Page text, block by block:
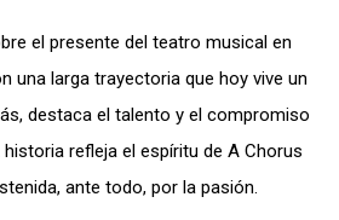
el presente del teatro musical en
una larga trayectoria que hoy vive un
destaca el talento y el compromiso
refleja el espíritu de A Chorus
ante todo, por la pasión.